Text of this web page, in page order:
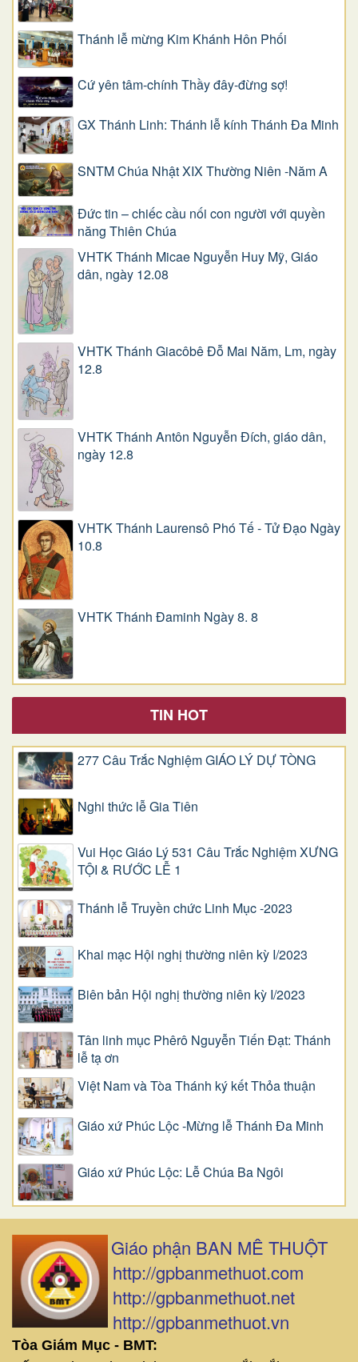
Thánh lễ mừng Kim Khánh Hôn Phối
Cứ yên tâm-chính Thầy đây-đừng sợ!
GX Thánh Linh: Thánh lễ kính Thánh Đa Minh
SNTM Chúa Nhật XIX Thường Niên -Năm A
Đức tin – chiếc cầu nối con người với quyền
năng Thiên Chúa
VHTK Thánh Micae Nguyễn Huy Mỹ, Giáo
dân, ngày 12.08
VHTK Thánh Giacôbê Ðỗ Mai Năm, Lm, ngày
12.8
VHTK Thánh Antôn Nguyễn Ðích, giáo dân,
ngày 12.8
VHTK Thánh Laurensô Phó Tế - Tử Đạo Ngày
10.8
VHTK Thánh Đaminh Ngày 8. 8
TIN HOT
277 Câu Trắc Nghiệm GIÁO LÝ DỰ TÒNG
Nghi thức lễ Gia Tiên
Vui Học Giáo Lý 531 Câu Trắc Nghiệm XƯNG
TỘI & RƯỚC LỄ 1
Thánh lễ Truyền chức Linh Mục -2023
Khai mạc Hội nghị thường niên kỳ I/2023
Biên bản Hội nghị thường niên kỳ I/2023
Tân linh mục Phêrô Nguyễn Tiến Đạt: Thánh
lễ tạ ơn
Việt Nam và Tòa Thánh ký kết Thỏa thuận
Giáo xứ Phúc Lộc -Mừng lễ Thánh Đa Minh
Giáo xứ Phúc Lộc: Lễ Chúa Ba Ngôi
Giáo phận BAN MÊ THUỘT
http://gpbanmethuot.com
http://gpbanmethuot.net
http://gpbanmethuot.vn
Tòa Giám Mục - BMT: